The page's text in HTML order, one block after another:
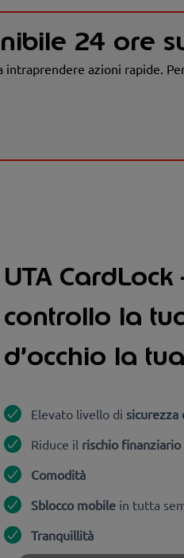
24 ore
azioni rapide.
UTA
controllo la
d’occhio la
Elevato livello di sicurezza
Riduce il rischio finanziario
Comodità
Sblocco mobilein tutta
Tranquillità